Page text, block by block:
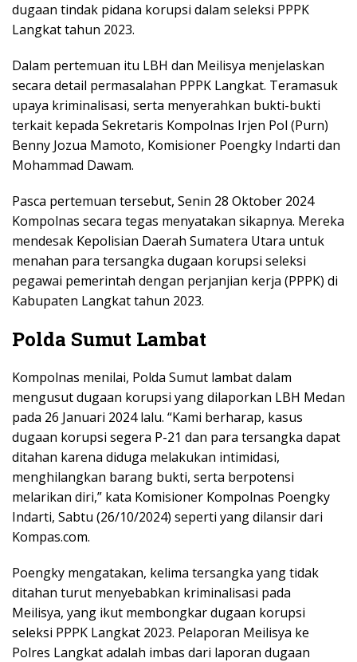
dugaan tindak pidana korupsi dalam seleksi PPPK
Langkat tahun 2023.
Dalam pertemuan itu LBH dan Meilisya menjelaskan
secara detail permasalahan PPPK Langkat. Teramasuk
upaya kriminalisasi, serta menyerahkan bukti-bukti
terkait kepada Sekretaris Kompolnas Irjen Pol (Purn)
Benny Jozua Mamoto, Komisioner Poengky Indarti dan
Mohammad Dawam.
Pasca pertemuan tersebut, Senin 28 Oktober 2024
Kompolnas secara tegas menyatakan sikapnya. Mereka
mendesak Kepolisian Daerah Sumatera Utara untuk
menahan para tersangka dugaan korupsi seleksi
pegawai pemerintah dengan perjanjian kerja (PPPK) di
Kabupaten Langkat tahun 2023.
Polda Sumut Lambat
Kompolnas menilai, Polda Sumut lambat dalam
mengusut dugaan korupsi yang dilaporkan LBH Medan
pada 26 Januari 2024 lalu. “Kami berharap, kasus
dugaan korupsi segera P-21 dan para tersangka dapat
ditahan karena diduga melakukan intimidasi,
menghilangkan barang bukti, serta berpotensi
melarikan diri,” kata Komisioner Kompolnas Poengky
Indarti, Sabtu (26/10/2024) seperti yang dilansir dari
Kompas.com.
Poengky mengatakan, kelima tersangka yang tidak
ditahan turut menyebabkan kriminalisasi pada
Meilisya, yang ikut membongkar dugaan korupsi
seleksi PPPK Langkat 2023. Pelaporan Meilisya ke
Polres Langkat adalah imbas dari laporan dugaan